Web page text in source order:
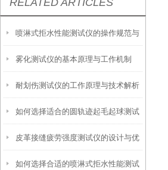
RELATED ARTICLES
喷淋式拒水性能测试仪的操作规范与
应用指南
雾化测试仪的基本原理与工作机制
耐划伤测试仪的工作原理与技术解析
如何选择适合的圆轨迹起毛起球测试
仪？
皮革接缝疲劳强度测试仪的设计与优
化
如何选择合适的喷淋式拒水性能测试